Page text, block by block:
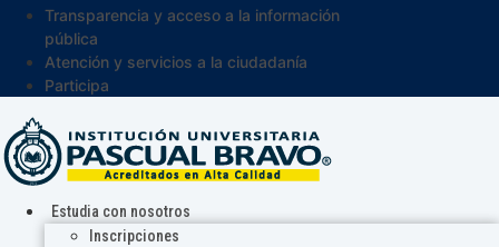
Transparencia y acceso a la información
pública
Atención y servicios a la ciudadanía
Participa
Estudia con nosotros
Inscripciones